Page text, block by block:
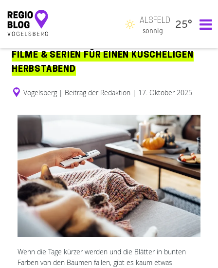
Hauptnavigation
ALSFELD
sonnig
25°
FILME & SERIEN FÜR EINEN KUSCHELIGEN
HERBSTABEND
Vogelsberg | Beitrag der Redaktion | 17. Oktober 2025
Wenn die Tage kürzer werden und die Blätter in bunten
Farben von den Bäumen fallen, gibt es kaum etwas